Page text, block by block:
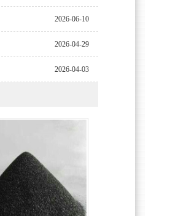
2026-06-10
2026-04-29
2026-04-03